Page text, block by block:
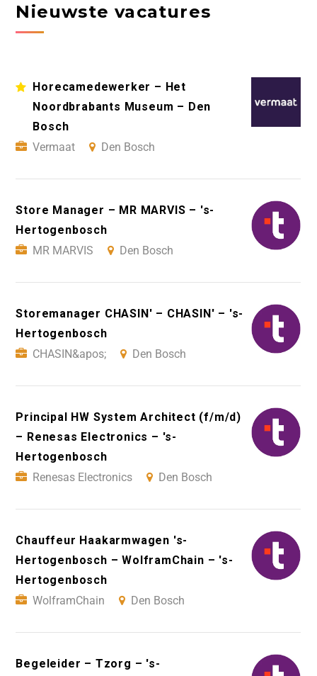
Nieuwste vacatures
Horecamedewerker – Het
Noordbrabants Museum – Den
Bosch
Vermaat
Den Bosch
Store Manager – MR MARVIS – 's-
Hertogenbosch
MR MARVIS
Den Bosch
Storemanager CHASIN' – CHASIN' – 's-
Hertogenbosch
CHASIN&apos;
Den Bosch
Principal HW System Architect (f/m/d)
– Renesas Electronics – 's-
Hertogenbosch
Renesas Electronics
Den Bosch
Chauffeur Haakarmwagen 's-
Hertogenbosch – WolframChain – 's-
Hertogenbosch
WolframChain
Den Bosch
Begeleider – Tzorg – 's-